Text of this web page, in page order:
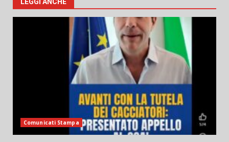
LEGGI ANCHE
Comunicati Stampa